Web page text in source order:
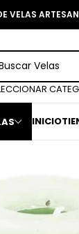
VELAS
INICIO